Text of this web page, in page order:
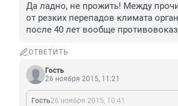
Да ладно, не прожить! Между
от резких перепадов климата
после 40 лет вообще
ОТВЕТИТЬ
Гость
26 ноября 2015, 11:21
Гость26 ноября 2015, 10:41